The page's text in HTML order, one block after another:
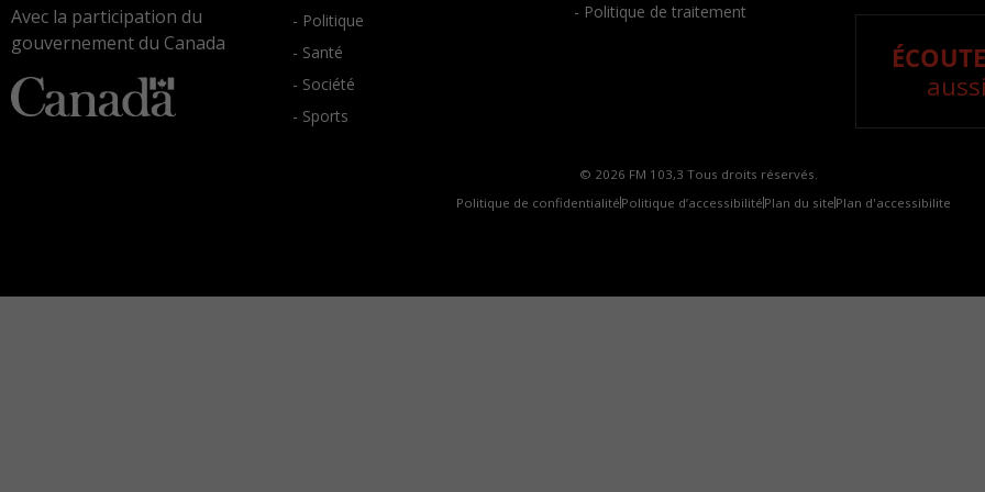
Avec la participation du
gouvernement du Canada
- Politique
- Santé
- Société
- Sports
- Politique de traitement
© 2026 FM 103,3 Tous droits réservés.
Politique de confidentialité Politique d’accessibilité Plan du site Plan d'accessibilite